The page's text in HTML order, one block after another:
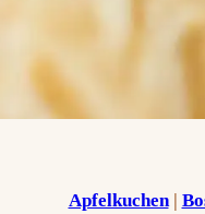
Apfelkuchen |